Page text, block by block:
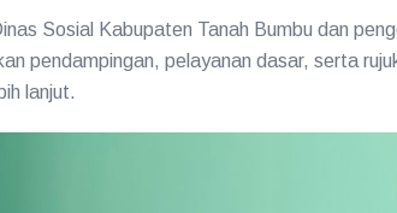
Sosial Kabupaten Tanah Bumbu dan
pendampingan, pelayanan dasar, serta
lanjut.